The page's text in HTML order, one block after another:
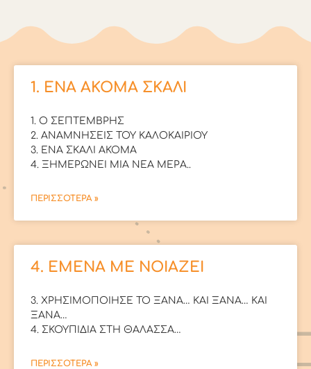
1. ENA ΑΚΟΜΑ ΣΚΑΛΙ
1. Ο ΣΕΠΤΕΜΒΡΗΣ
2. ΑΝΑΜΝΗΣΕΙΣ ΤΟΥ ΚΑΛΟΚΑΙΡΙΟΥ
3. ΕΝΑ ΣΚΑΛΙ ΑΚΟΜΑ
4. ΞΗΜΕΡΩΝΕΙ ΜΙΑ ΝΕΑ ΜΕΡΑ..
ΠΕΡΙΣΣΟΤΕΡΑ »
4. ΕΜΕΝΑ ΜΕ ΝΟΙΑΖΕΙ
3. ΧΡΗΣΙΜΟΠΟΙΗΣΕ ΤΟ ΞΑΝΑ… ΚΑΙ ΞΑΝΑ… ΚΑΙ
ΞΑΝΑ…
4. ΣΚΟΥΠΙΔΙΑ ΣΤΗ ΘΑΛΑΣΣΑ…
ΠΕΡΙΣΣΟΤΕΡΑ »